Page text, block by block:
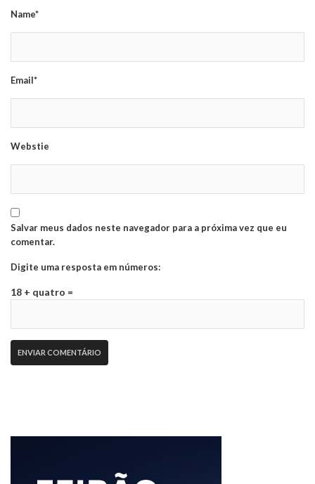
Name*
Email*
Webstie
Salvar meus dados neste navegador para a próxima vez que eu
comentar.
Digite uma resposta em números:
18 + quatro =